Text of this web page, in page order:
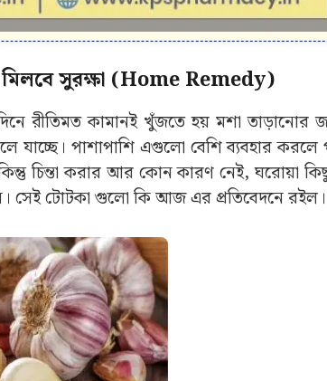
মিলবে সুরক্ষা (Home Remedy)
রীতিমত কামানই খুঁজতে হয় মশা তাড়ানোর
যাচ্ছে। পাশাপাশি এগুলো বেশি ব্যবহার
চিন্তা করার আর কোন কারণ নেই, ঘরোয়া
সেই টোটকা গুলো কি আজ এর প্রতিবেদনে রইল।